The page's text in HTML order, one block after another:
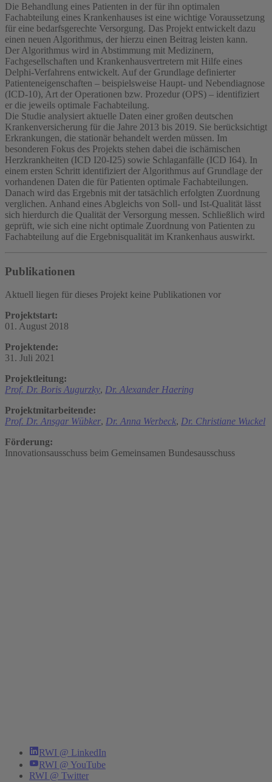
Die Behandlung eines Patienten in der für ihn optimalen
Fachabteilung eines Krankenhauses ist eine wichtige Voraussetzung
für eine bedarfsgerechte Versorgung. Das Projekt entwickelt dazu
einen neuen Algorithmus, der hierzu einen Beitrag leisten kann.
Der Algorithmus wird in Abstimmung mit Medizinern,
Fachgesellschaften und Krankenhausvertretern mit Hilfe eines
Delphi-Verfahrens entwickelt. Auf der Grundlage definierter
Patienteneigenschaften – beispielsweise Haupt- und Nebendiagnose
(ICD-10), Art der Operationen bzw. Prozedur (OPS) – identifiziert
er die jeweils optimale Fachabteilung.
Die Studie analysiert aktuelle Daten einer großen deutschen
Krankenversicherung für die Jahre 2013 bis 2019. Sie berücksichtigt
Erkrankungen, die stationär behandelt werden müssen. Im
besonderen Fokus des Projekts stehen dabei die ischämischen
Herzkrankheiten (ICD I20-I25) sowie Schlaganfälle (ICD I64). In
einem ersten Schritt identifiziert der Algorithmus auf Grundlage der
vorhandenen Daten die für Patienten optimale Fachabteilungen.
Danach wird das Ergebnis mit der tatsächlich erfolgten Zuordnung
verglichen. Anhand eines Abgleichs von Soll- und Ist-Qualität lässt
sich hierdurch die Qualität der Versorgung messen. Schließlich wird
geprüft, wie sich eine nicht optimale Zuordnung von Patienten zu
Fachabteilung auf die Ergebnisqualität im Krankenhaus auswirkt.
Publikationen
Aktuell liegen für dieses Projekt keine Publikationen vor
Projektstart:
01. August 2018
Projektende:
31. Juli 2021
Projektleitung:
Prof. Dr. Boris Augurzky, Dr. Alexander Haering
Projektmitarbeitende:
Prof. Dr. Ansgar Wübker, Dr. Anna Werbeck, Dr. Christiane Wuckel
Förderung:
Innovationsausschuss beim Gemeinsamen Bundesausschuss
RWI @ LinkedIn
RWI @ YouTube
RWI @ Twitter